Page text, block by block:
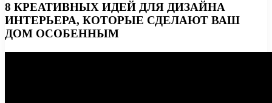
8 КРЕАТИВНЫХ ИДЕЙ ДЛЯ ДИЗАЙНА
ИНТЕРЬЕРА, КОТОРЫЕ СДЕЛАЮТ ВАШ
ДОМ ОСОБЕННЫМ